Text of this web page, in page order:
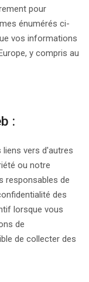
pour
énumérés ci-
vos informations
y compris au
:
vers d'autres
ou notre
responsables de
des
lorsque vous
de
de collecter des